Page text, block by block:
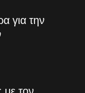
για την